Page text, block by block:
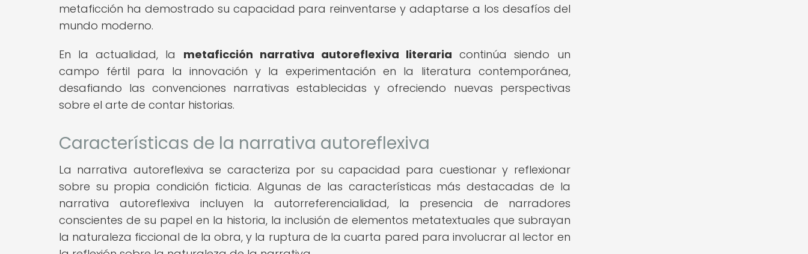
metaficción ha demostrado su capacidad para reinventarse y adaptarse a los desafíos del
mundo moderno.
En la actualidad, la metaficción narrativa autoreflexiva literaria continúa siendo un
campo fértil para la innovación y la experimentación en la literatura contemporánea,
desafiando las convenciones narrativas establecidas y ofreciendo nuevas perspectivas
sobre el arte de contar historias.
Características de la narrativa autoreflexiva
La narrativa autoreflexiva se caracteriza por su capacidad para cuestionar y reflexionar
sobre su propia condición ficticia. Algunas de las características más destacadas de la
narrativa autoreflexiva incluyen la autorreferencialidad, la presencia de narradores
conscientes de su papel en la historia, la inclusión de elementos metatextuales que subrayan
la naturaleza ficcional de la obra, y la ruptura de la cuarta pared para involucrar al lector en